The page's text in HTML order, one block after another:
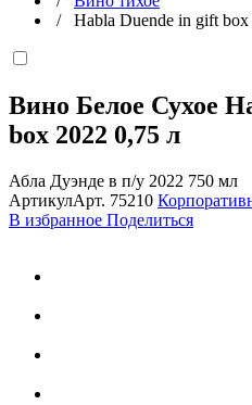
/ Habla Duende in gift
Вино Белое Сухое
box 2022 0,75 л
Абла Дуэнде в п/у 2022 750 мл
АртикулАрт. 75210
В избранное Поделиться